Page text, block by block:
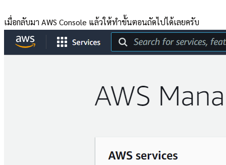
เมื่อกลับมา AWS Console แล้วให้ทำขั้นตอนถัดไปได้เลยครับ